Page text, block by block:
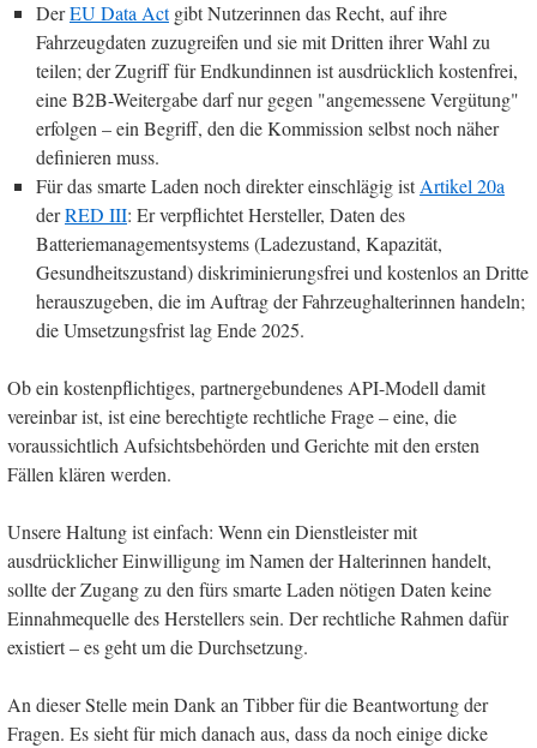
DerEU Data Actgibt Nutzerinnen das Recht, auf ihre
Fahrzeugdaten zuzugreifen und sie mit Dritten ihrer Wahl zu
teilen; der Zugriff für Endkundinnen ist ausdrücklich kostenfrei,
eine B2B-Weitergabe darf nur gegen "angemessene Vergütung"
erfolgen – ein Begriff, den die Kommission selbst noch näher
definieren muss.
Für das smarte Laden noch direkter einschlägig istArtikel 20a
derRED III: Er verpflichtet Hersteller, Daten des
Batteriemanagementsystems (Ladezustand, Kapazität,
Gesundheitszustand) diskriminierungsfrei und kostenlos an Dritte
herauszugeben, die im Auftrag der Fahrzeughalterinnen handeln;
die Umsetzungsfrist lag Ende 2025.
Ob ein kostenpflichtiges, partnergebundenes API-Modell damit
vereinbar ist, ist eine berechtigte rechtliche Frage – eine, die
voraussichtlich Aufsichtsbehörden und Gerichte mit den ersten
Fällen klären werden.
Unsere Haltung ist einfach: Wenn ein Dienstleister mit
ausdrücklicher Einwilligung im Namen der Halterinnen handelt,
sollte der Zugang zu den fürs smarte Laden nötigen Daten keine
Einnahmequelle des Herstellers sein. Der rechtliche Rahmen dafür
existiert – es geht um die Durchsetzung.
An dieser Stelle mein Dank an Tibber für die Beantwortung der
Fragen. Es sieht für mich danach aus, dass da noch einige dicke